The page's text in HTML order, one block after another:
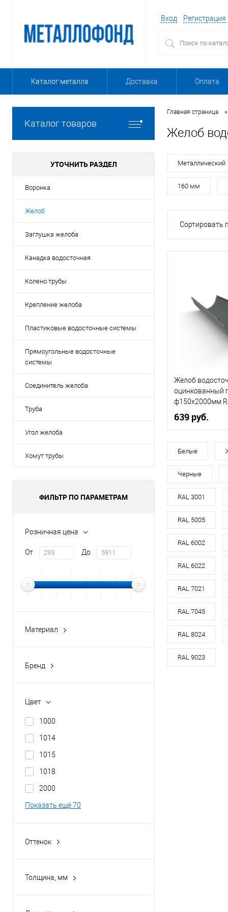
Вход Регистрация
Каталог металла Доставка Оплата
Каталог товаров
УТОЧНИТЬ РАЗДЕЛ
Воронка
Желоб
Заглушка желоба
Канадка водосточная
Колено трубы
Крепление желоба
Пластиковые водосточные системы
Прямоугольные водосточные
системы
Соединитель желоба
Труба
Угол желоба
Хомут трубы
ФИЛЬТР ПО ПАРАМЕТРАМ
Розничная цена
От До
Материал
полимерным покрытием
оцинкованная сталь с
Бренд
Цвет
1000
1014
1015
1018
2000
Показать ещё 70
Оттенок
Толщина, мм
Главная страница •
Желоб
Металлический
160 мм
Сортировать
Желоб
оцинкованный
ф150х2000мм
639 руб.
Диаметр, мм
Материал
Цвет
Цвет
В
Купить в 1 клик
В избранное
Белые
Черные
RAL 3001
RAL 5005
RAL 6002
RAL 6022
RAL 7021
RAL 7045
RAL 8024
RAL 9023